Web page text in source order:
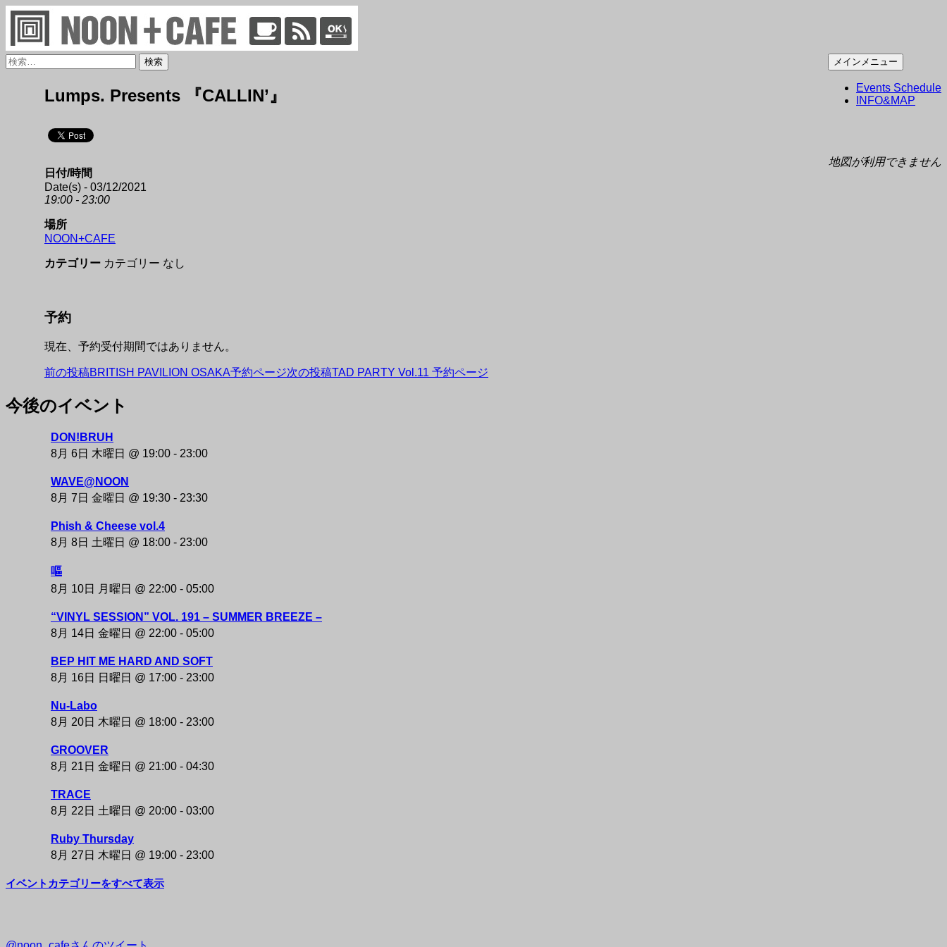
検
メインメニュー コ
テ
ン
キ
Events Schedule
INFO&MAP
検
Lumps. Presents 『CALLIN’』
地図が利用できません
日付/時間
Date(s) - 03/12/2021
19:00 - 23:00
場所
NOON+CAFE
カテゴリー カテゴリー なし
予約
現在、予約受付期間ではありません。
投
稿
ビ
ー
ョ
前の投稿BRITISH PAVILION OSAKA予約ページ次の投稿TAD PARTY Vol.11 予約ページ
NAKAZAKI DEPOT
今後のイベント
DON!BRUH
8月 6日 木曜日 @ 19:00 - 23:00
WAVE@NOON
8月 7日 金曜日 @ 19:30 - 23:30
Phish & Cheese vol.4
8月 8日 土曜日 @ 18:00 - 23:00
嘔
8月 10日 月曜日 @ 22:00 - 05:00
“VINYL SESSION” VOL. 191 – SUMMER BREEZE –
8月 14日 金曜日 @ 22:00 - 05:00
BEP HIT ME HARD AND SOFT
8月 16日 日曜日 @ 17:00 - 23:00
Nu-Labo
8月 20日 木曜日 @ 18:00 - 23:00
GROOVER
8月 21日 金曜日 @ 21:00 - 04:30
TRACE
8月 22日 土曜日 @ 20:00 - 03:00
Ruby Thursday
8月 27日 木曜日 @ 19:00 - 23:00
イベントカテゴリーをすべて表示